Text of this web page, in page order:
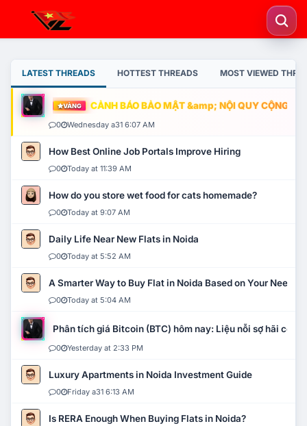
LATEST THREADS HOTTEST THREADS MOST VIEWED
VÀNG CẢNH BÁO BẢO MẬT &amp; NỘI QUY CỘNG
0 Wednesday a31 6:07 AM
How Best Online Job Portals Improve Hiring
0 Today at 11:39 AM
How do you store wet food for cats homemade?
0 Today at 9:07 AM
Daily Life Near New Flats in Noida
0 Today at 5:52 AM
A Smarter Way to Buy Flat in Noida Based on Your Needs
0 Today at 5:04 AM
Phân tích giá Bitcoin (BTC) hôm nay: Liệu nỗi sợ hãi có
0 Yesterday at 2:33 PM
Luxury Apartments in Noida Investment Guide
0 Friday a31 6:13 AM
Is RERA Enough When Buying Flats in Noida?